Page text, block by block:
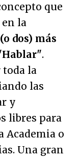
que
la
dos) más
.
la
las
y
libres para
Academia o
Una gran